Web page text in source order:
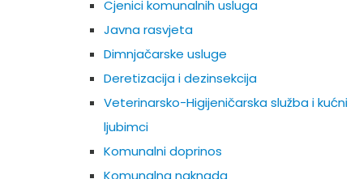
Cjenici komunalnih usluga
Javna rasvjeta
Dimnjačarske usluge
Deretizacija i dezinsekcija
Veterinarsko-Higijeničarska služba i kućni
ljubimci
Komunalni doprinos
Komunalna naknada